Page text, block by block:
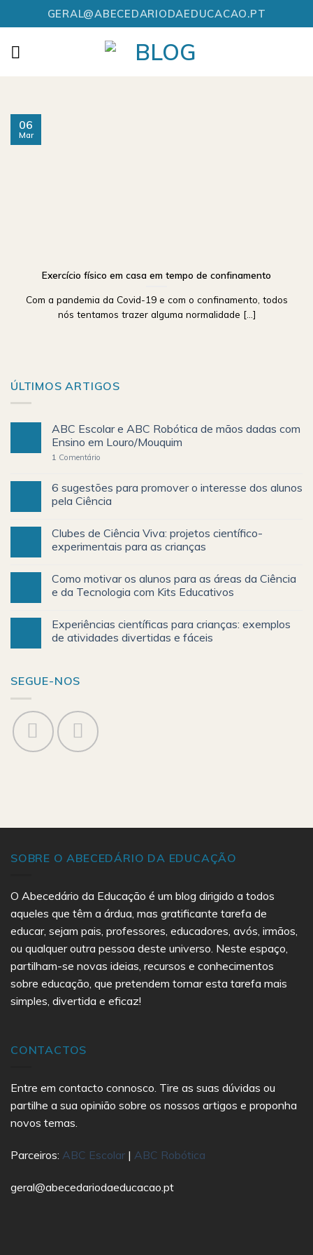
to
content
GERAL@ABECEDARIODAEDUCACAO.PT
Exercício físico em casa em tempo de confinamento
Com a pandemia da Covid-19 e com o confinamento, todos
nós tentamos trazer alguma normalidade [...]
06
Mar
ÚLTIMOS ARTIGOS
ABC Escolar e ABC Robótica de mãos dadas com
Ensino em Louro/Mouquim
1 Comentário
6 sugestões para promover o interesse dos alunos
pela Ciência
Clubes de Ciência Viva: projetos científico-
experimentais para as crianças
Como motivar os alunos para as áreas da Ciência
e da Tecnologia com Kits Educativos
Experiências científicas para crianças: exemplos
de atividades divertidas e fáceis
SEGUE-NOS
SOBRE O ABECEDÁRIO DA EDUCAÇÃO
O Abecedário da Educação é um blog dirigido a todos
aqueles que têm a árdua, mas gratificante tarefa de
educar, sejam pais, professores, educadores, avós, irmãos,
ou qualquer outra pessoa deste universo. Neste espaço,
partilham-se novas ideias, recursos e conhecimentos
sobre educação, que pretendem tornar esta tarefa mais
simples, divertida e eficaz!
CONTACTOS
Entre em contacto connosco. Tire as suas dúvidas ou
partilhe a sua opinião sobre os nossos artigos e proponha
novos temas.
Parceiros: ABC Escolar | ABC Robótica
geral@abecedariodaeducacao.pt